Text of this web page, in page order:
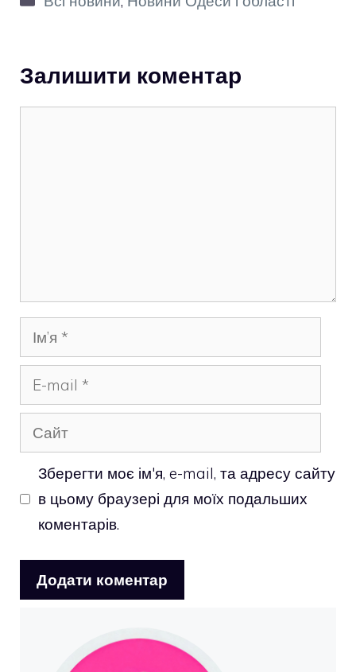
Залишити коментар
Ім’я
mail
Сайт
Зберегти моє ім'я, e-mail, та адресу сайту
в цьому браузері для моїх подальших
коментарів.